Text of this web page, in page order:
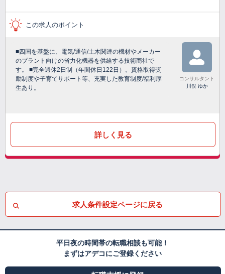
この求人のポイント
■四国を基盤に、電気/通信/土木関連の機材やメーカー
のプラント向けの省力化機器を供給する技術商社で
す。 ■完全週休2日制（年間休日122日）。資格取得奨
励制度や子育てサポート等、充実した教育制度/福利厚
生あり。
コンサルタント
川俣 ゆか
詳しく見る
求人条件設定ページに戻る
平日夜の時間帯の転職相談も可能！
まずはアデコにご登録ください